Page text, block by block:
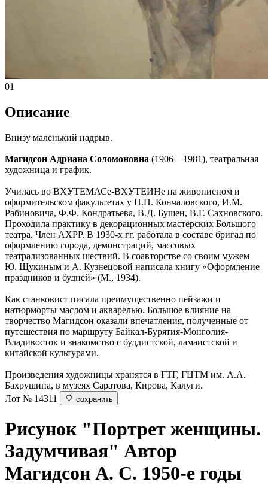
01
Описание
Внизу маленький надрыв.
Магидсон Адриана Соломоновна (1906—1981), театральная
художница и график.
Училась во ВХУТЕМАСе-ВХУТЕИНе на живописном и
оформительском факультетах у П.П. Кончаловского, И.М.
Рабиновича, Ф.Ф. Кондратьева, В.Д. Бушен, В.Г. Сахновского.
Проходила практику в декорационных мастерских Большого
театра. Член АХРР. В 1930-х гг. работала в составе бригад по
оформлению города, демонстраций, массовых
театрализованных шествий. В соавторстве со своим мужем
Ю. Щукиным и А. Кузнецовой написала книгу «Оформление
праздников и будней» (М., 1934).
Как станковист писала преимущественно пейзажи и
натюрморты маслом и акварелью. Большое влияние на
творчество Магидсон оказали впечатления, полученные от
путешествия по маршруту Байкал-Бурятия-Монголия-
Владивосток и знакомство с буддистской, ламаистской и
китайской культурами.
Произведения художницы хранятся в ГТГ, ГЦТМ им. А.А.
Бахрушина, в музеях Саратова, Кирова, Калуги.
Лот № 14311
сохранить
Рисунок "Портрет женщины.
Задумчивая" Автор
Магидсон А. С. 1950-е годы